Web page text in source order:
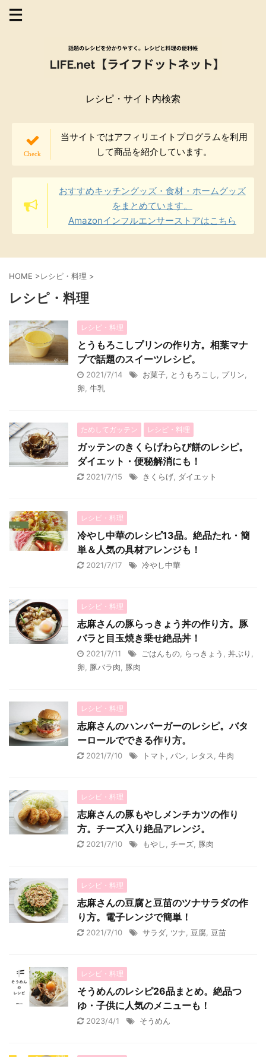
レシピ・サイト内検索
当サイトではアフィリエイトプログラムを利用
して商品を紹介しています。
おすすめキッチングッズ・食材・ホームグッズ
をまとめています。
Amazonインフルエンサーストアはこちら
HOME >レシピ・料理 >
レシピ・料理
レシピ・料理
とうもろこしプリンの作り方。相葉マナ
ブで話題のスイーツレシピ。
2021/7/14 お菓子 とうもろこし プリン
卵 牛乳
ためしてガッテン レシピ・料理
ガッテンのきくらげわらび餅のレシピ。
ダイエット・便秘解消にも！
2021/7/15 きくらげ ダイエット
レシピ・料理
冷やし中華のレシピ13品。絶品たれ・簡
単＆人気の具材アレンジも！
2021/7/17 冷やし中華
レシピ・料理
志麻さんの豚らっきょう丼の作り方。豚
バラと目玉焼き乗せ絶品丼！
2021/7/11 ごはんもの らっきょう 丼ぶり
卵
豚バラ肉 豚肉
レシピ・料理
志麻さんのハンバーガーのレシピ。バタ
ーロールでできる作り方。
2021/7/10 トマト パン レタス 牛肉
レシピ・料理
志麻さんの豚もやしメンチカツの作り
方。チーズ入り絶品アレンジ。
2021/7/10 もやし チーズ 豚肉
レシピ・料理
志麻さんの豆腐と豆苗のツナサラダの作
り方。電子レンジで簡単！
2021/7/10 サラダ ツナ 豆腐 豆苗
レシピ・料理
そうめんのレシピ26品まとめ。絶品つ
ゆ・子供に人気のメニューも！
2023/4/1 そうめん